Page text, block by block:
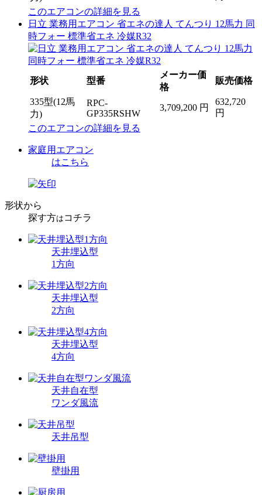
このエアコンの詳細を見る
日立 業務用エアコン 省エネの達人 てんつり 12馬力 同
時フォー 標準省エネ 冷媒R32
形状 型番
メーカー価
格
販売価格
335型(12馬
力)
RPC-
GP335RSHW
3,709,200 円
632,720
円
このエアコンの詳細を見る
家庭用エアコン
はこちら
形状から
探す方は コチラ
天井埋込型
1方向
天井埋込型
2方向
天井埋込型
4方向
天井自在型
ワンダ風流
天井吊型
壁掛用